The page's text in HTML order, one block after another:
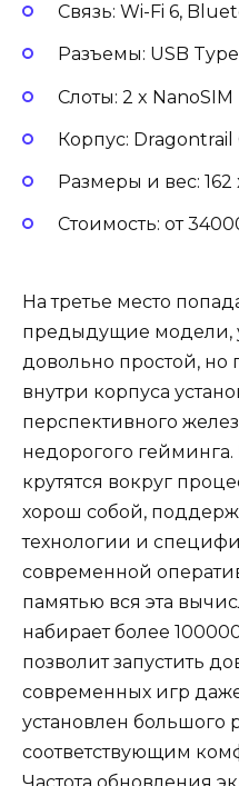
Связь: Wi-Fi 6,
Разъемы: USB
Слоты: 2 x NanoSIM
Корпус: Dragontrail
Размеры и вес: 162
Стоимость: от
На третье место
предыдущие модели,
довольно простой, но
внутри корпуса
перспективного
недорогого
крутятся вокруг
хорош собой,
технологии и
современной
памятью вся эта
набирает более
позволит запустить
современных игр
установлен большого
соответствующим